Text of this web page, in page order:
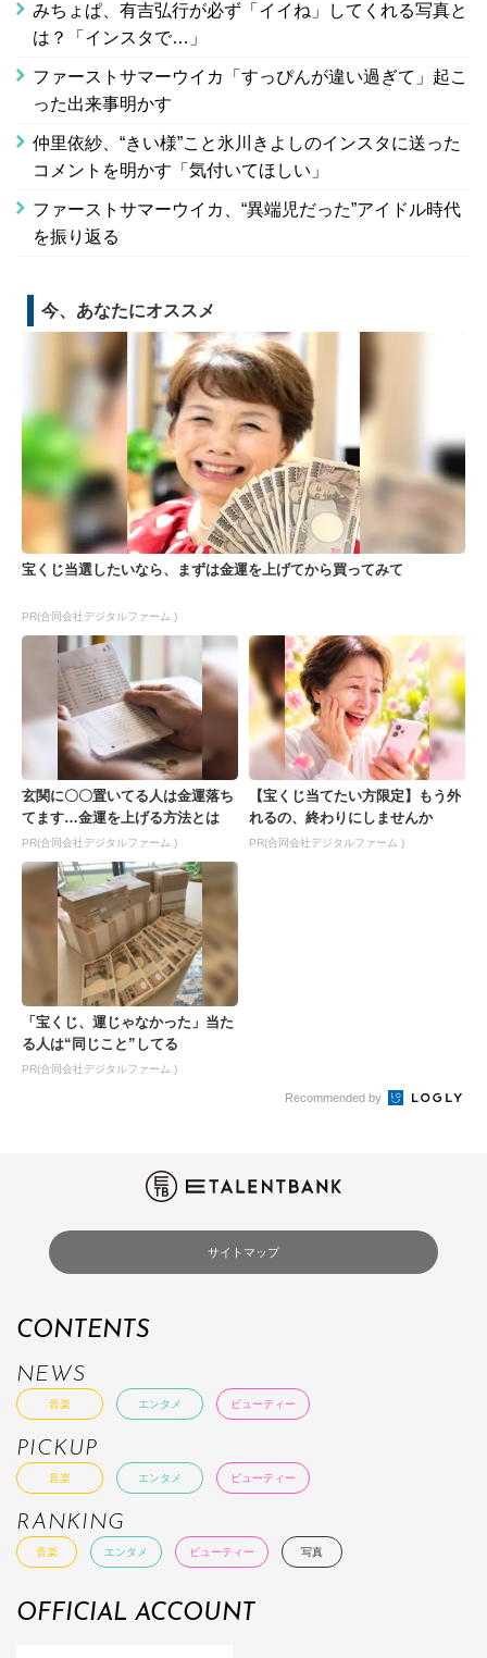
みちょぱ、有吉弘行が必ず「イイね」してくれる写真と
は？「インスタで…」
ファーストサマーウイカ「すっぴんが違い過ぎて」起こ
った出来事明かす
仲里依紗、“きい様”こと氷川きよしのインスタに送った
コメントを明かす「気付いてほしい」
ファーストサマーウイカ、“異端児だった”アイドル時代
を振り返る
今、あなたにオススメ
宝くじ当選したいなら、まずは金運を上げてから買ってみて
PR(合同会社デジタルファーム )
玄関に〇〇置いてる人は金運落ち
てます…金運を上げる方法とは
PR(合同会社デジタルファーム )
【宝くじ当てたい方限定】もう外
れるの、終わりにしませんか
PR(合同会社デジタルファーム )
「宝くじ、運じゃなかった」当た
る人は“同じこと”してる
PR(合同会社デジタルファーム )
Recommended by
サイトマップ
CONTENTS
NEWS
音楽 エンタメ ビューティー
PICKUP
音楽 エンタメ ビューティー
RANKING
音楽 エンタメ ビューティー 写真
OFFICIAL ACCOUNT